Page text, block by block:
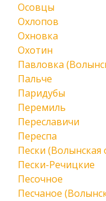
Осовцы
Охлопов
Охновка
Охотин
Павловка
Пальче
Паридубы
Перемиль
Переславичи
Переспа
Пески (Волынская
Пески-Речицкие
Песочное
Песчаное